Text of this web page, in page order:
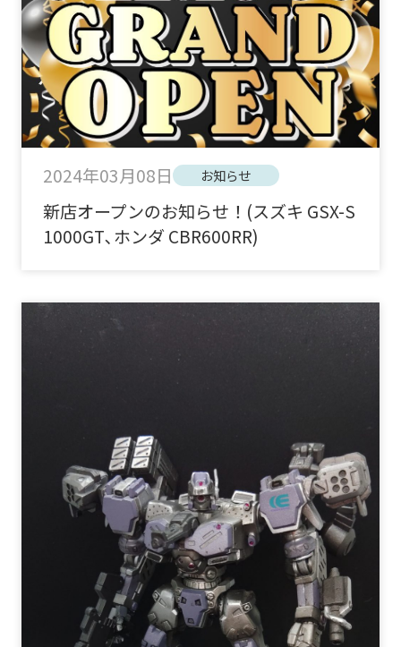
2024年03月08日 お知らせ
新店オープンのお知らせ！(スズキ GSX-S
1000GT､ホンダ CBR600RR)